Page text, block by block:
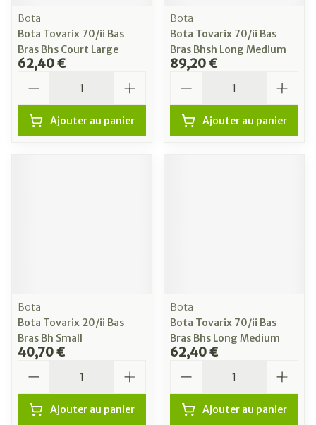
Bota
Bota Tovarix 70/ii Bas
Bras Bhs Court Large
62,40 €
Ajouter au panier
Bota
Bota Tovarix 70/ii Bas
Bras Bhsh Long Medium
89,20 €
Ajouter au panier
Bota
Bota Tovarix 20/ii Bas
Bras Bh Small
40,70 €
Ajouter au panier
Bota
Bota Tovarix 70/ii Bas
Bras Bhs Long Medium
62,40 €
Ajouter au panier